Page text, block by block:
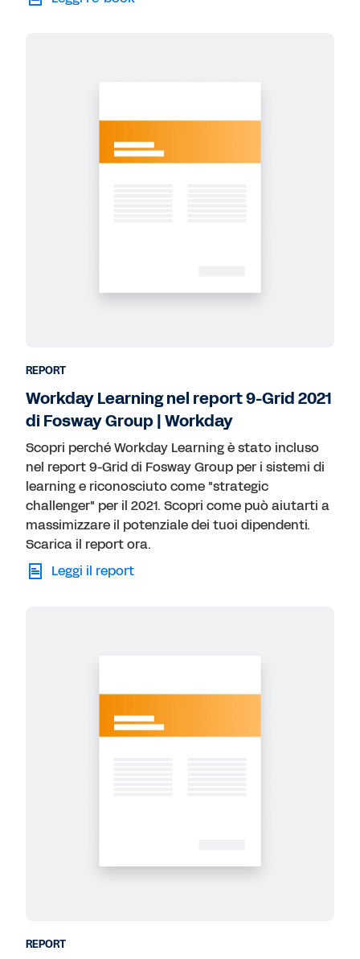
REPORT
Workday Learning nel report 9-Grid 2021
di Fosway Group | Workday
Scopri perché Workday Learning è stato incluso
nel report 9-Grid di Fosway Group per i sistemi di
learning e riconosciuto come "strategic
challenger" per il 2021. Scopri come può aiutarti a
massimizzare il potenziale dei tuoi dipendenti.
Scarica il report ora.
Leggi il report
REPORT